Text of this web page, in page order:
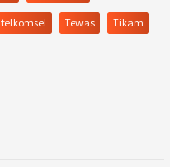
telkomsel Tewas Tikam